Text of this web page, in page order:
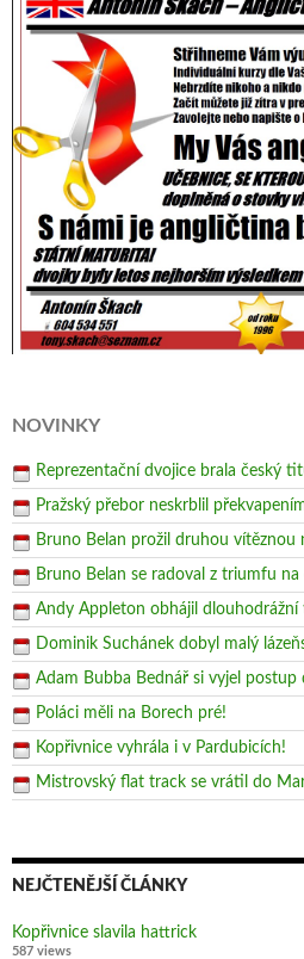
NOVINKY
Reprezentační dvojice brala český
Pražský přebor neskrblil
Bruno Belan prožil druhou vítěznou
Bruno Belan se radoval z triumfu na
Andy Appleton obhájil dlouhodrážní
Dominik Suchánek dobyl malý
Adam Bubba Bednář si vyjel postup
Poláci měli na Borech pré!
Kopřivnice vyhrála i v Pardubicích!
Mistrovský flat track se vrátil do
NEJČTENĚJŠÍ ČLÁNKY
Kopřivnice slavila hattrick
587 views